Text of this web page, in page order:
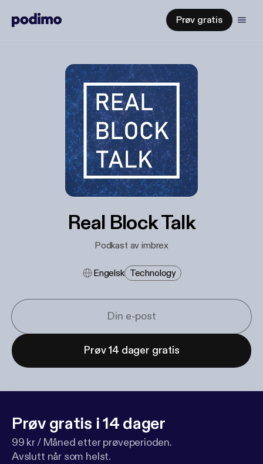
Prøv gratis
Real Block Talk
Podkast av imbrex
Engelsk Technology
Prøv 14 dager gratis
Prøv gratis i 14 dager
99 kr / Måned etter prøveperioden.
Avslutt når som helst.